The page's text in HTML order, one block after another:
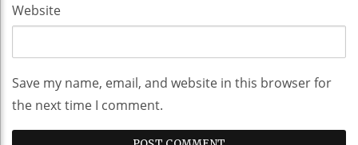
Website
Save my name, email, and website in this browser for
the next time I comment.